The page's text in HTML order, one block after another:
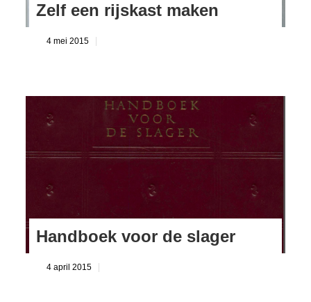
Zelf een rijskast maken
4 mei 2015
Handboek voor de slager
4 april 2015